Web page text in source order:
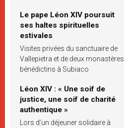
Le pape Léon XIV poursuit
ses haltes spirituelles
estivales
Visites privées du sanctuaire de
Vallepietra et de deux monastères
bénédictins à Subiaco
Léon XIV : « Une soif de
justice, une soif de charité
authentique »
Lors d’un déjeuner solidaire à